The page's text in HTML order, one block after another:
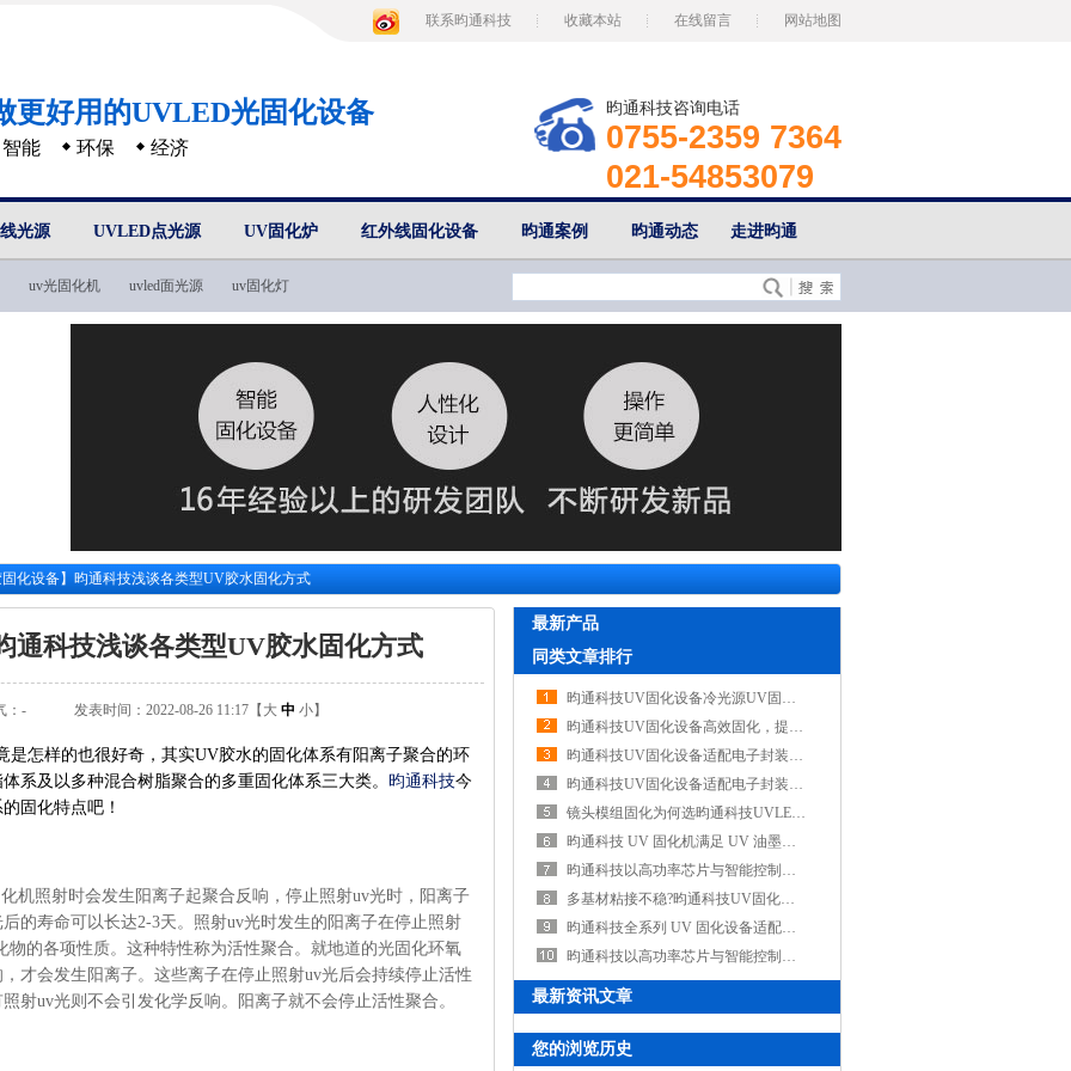
联系昀通科技 收藏本站 在线留言 网站地图
更好用的UVLED光固化设备
智能 环保 经济
昀通科技咨询电话
0755-2359 7364
021-54853079
光源 UVLED点光源 UV固化炉 红外线固化设备 昀通案例 昀通动态 走进昀通
uv光固化机 uvled面光源 uv固化灯
化设备】昀通科技浅谈各类型UV胶水固化方式
通科技浅谈各类型UV胶水固化方式
： - 发表时间：2022-08-26 11:17【 大 中 小】
是怎样的也很好奇，其实UV胶水的固化体系有阳离子聚合的环
系及以多种混合树脂聚合的多重固化体系三大类。 昀通科技今
固化特点吧！
机照射时会发生阳离子起聚合反响，停止照射uv光时，阳离子
的寿命可以长达2-3天。照射uv光时发生的阳离子在停止照射
物的各项性质。这种特性称为活性聚合。就地道的光固化环氧
才会发生阳离子。这些离子在停止照射uv光后会持续停止活性
射uv光则不会引发化学反响。阳离子就不会停止活性聚合。
最新产品
同类文章排行
昀通科技UV固化设备冷光源UV固化技术，规避高温影响，保障电子组件品质
昀通科技UV固化设备高效固化，提升模组良率与可靠性，是车载摄像头组装优选
昀通科技UV固化设备适配电子封装与排线粘接，冷光源UV固化杜绝高温损伤
昀通科技UV固化设备适配电子封装粘接工序，低温守护精密电子元件性能稳定
镜头模组固化为何选昀通科技UVLED固化设备，它能保障光学粘接牢固与透光稳定
昀通科技 UV 固化机满足 UV 油墨快速固化需求，实现即时干燥，助力高速印刷产线高效生产
昀通科技以高功率芯片与智能控制成为国产UV固化设备优选品牌
多基材粘接不稳?昀通科技UV固化设备可调控波长/强度，适配金属/塑料/玻璃全场景适用
昀通科技全系列 UV 固化设备适配从实验室到产线全场景，赋能产线高效固化
昀通科技以高功率芯片与智能控制，打造UV固化设备国产优选品牌
最新资讯文章
您的浏览历史